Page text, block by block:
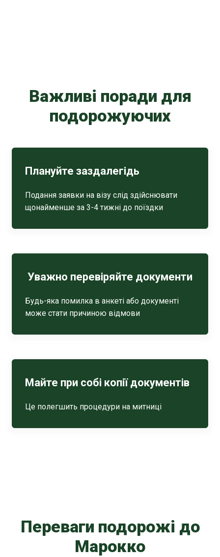
Важливі поради для
подорожуючих
Плануйте заздалегідь
Подання заявки на візу слід здійснювати
щонайменше за 3-4 тижні до поїздки
Уважно перевіряйте документи
Будь-яка помилка в анкеті або документі
може стати причиною відмови
Майте при собі копії документів
Це полегшить процедури на митниці
Переваги подорожі до
Марокко